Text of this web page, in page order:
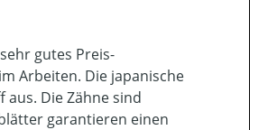
gutes Preis-
Arbeiten. Die japanische
Die Zähne sind
garantieren einen